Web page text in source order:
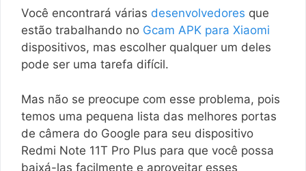
Você encontrará várias desenvolvedores que
estão trabalhando no Gcam APK para Xiaomi
dispositivos, mas escolher qualquer um deles
pode ser uma tarefa difícil.
Mas não se preocupe com esse problema, pois
temos uma pequena lista das melhores portas
de câmera do Google para seu dispositivo
Redmi Note 11T Pro Plus para que você possa
baixá-las facilmente e aproveitar esses